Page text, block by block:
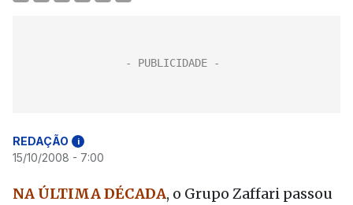
REDAÇÃO i
15/10/2008 - 7:00
NA ÚLTIMA DÉCADA, o Grupo Zaffari passou